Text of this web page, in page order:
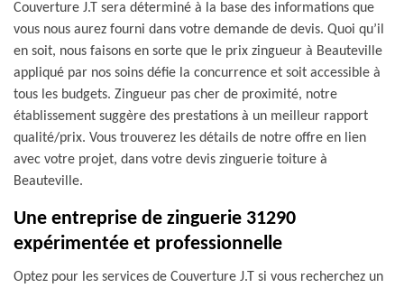
Couverture J.T sera déterminé à la base des informations que
vous nous aurez fourni dans votre demande de devis. Quoi qu’il
en soit, nous faisons en sorte que le prix zingueur à Beauteville
appliqué par nos soins défie la concurrence et soit accessible à
tous les budgets. Zingueur pas cher de proximité, notre
établissement suggère des prestations à un meilleur rapport
qualité/prix. Vous trouverez les détails de notre offre en lien
avec votre projet, dans votre devis zinguerie toiture à
Beauteville.
Une entreprise de zinguerie 31290
expérimentée et professionnelle
Optez pour les services de Couverture J.T si vous recherchez un